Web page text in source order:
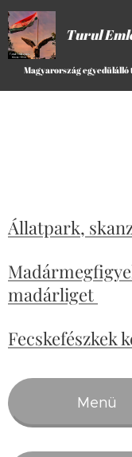
Turul
Magyarország egyedülálló
Állatpark,
madárliget
Fecskefészkek
Menü